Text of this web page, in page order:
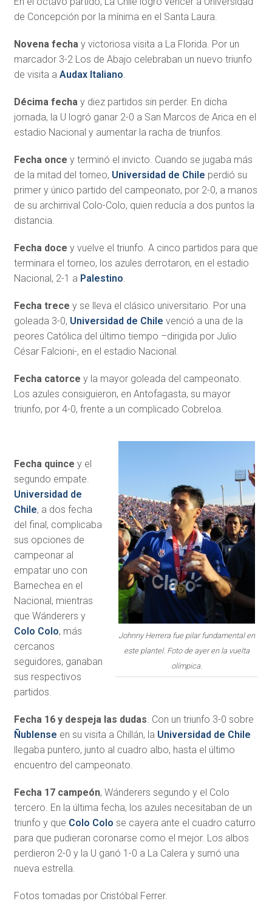
de Concepción por la mínima en el Santa Laura.
Novena fecha y victoriosa visita a La Florida. Por un
marcador 3-2 Los de Abajo celebraban un nuevo triunfo
de visita a Audax Italiano
Décima fecha y diez partidos sin perder. En dicha
jornada, la U logró ganar 2-0 a San Marcos de Arica en el
estadio Nacional y aumentar la racha de triunfos.
Fecha once y terminó el invicto. Cuando se jugaba más
de la mitad del torneo, Universidad de Chile perdió su
primer y único partido del campeonato, por 2-0, a manos
de su archirrival Colo-Colo, quien reducía a dos puntos la
distancia.
Fecha doce y vuelve el triunfo. A cinco partidos para que
terminara el torneo, los azules derrotaron, en el estadio
Nacional, 2-1 a Palestino
Fecha trece y se lleva el clásico universitario. Por una
goleada 3-0, Universidad de Chile venció a una de la
peores Católica del último tiempo –dirigida por Julio
César Falcioni-, en el estadio Nacional.
Fecha catorce y la mayor goleada del campeonato.
Los azules consiguieron, en Antofagasta, su mayor
triunfo, por 4-0, frente a un complicado Cobreloa.
Johnny Herrera fue pilar fundamental en
este plantel. Foto de ayer en la vuelta
olímpica.
Fecha quince y el
segundo empate.
Universidad de
Chile, a dos fecha
del final, complicaba
sus opciones de
campeonar al
empatar uno con
Barnechea en el
Nacional, mientras
que Wánderers y
Colo Colo, más
cercanos
seguidores, ganaban
sus respectivos
partidos.
Fecha 16 y despeja las dudas . Con un triunfo 3-0 sobre
Ñublense en su visita a Chillán, la Universidad de Chile
llegaba puntero, junto al cuadro albo, hasta el último
encuentro del campeonato.
Fecha 17 campeón, Wánderers segundo y el Colo
tercero. En la última fecha, los azules necesitaban de un
triunfo y que Colo Colo se cayera ante el cuadro caturro
para que pudieran coronarse como el mejor. Los albos
perdieron 2-0 y la U ganó 1-0 a La Calera y sumó una
nueva estrella.
Fotos tomadas por Cristóbal Ferrer.